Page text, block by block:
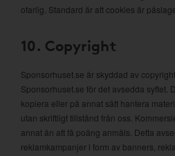
ofarlig. Standard är att cookies är
10. Copyright
Sponsorhuset.se är skyddad av
Sponsorhuset.se för det avsedda syftet.
kopiera eller på annat sätt hantera
utan skriftligt tillstånd från oss.
annat än att få poäng anmäls. Detta
reklamkampanjer i form av banners,